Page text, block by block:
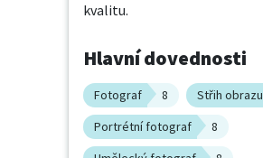
kvalitu.
Hlavní dovednosti
Fotograf 8 Střih obrazu
Portrétní fotograf
8